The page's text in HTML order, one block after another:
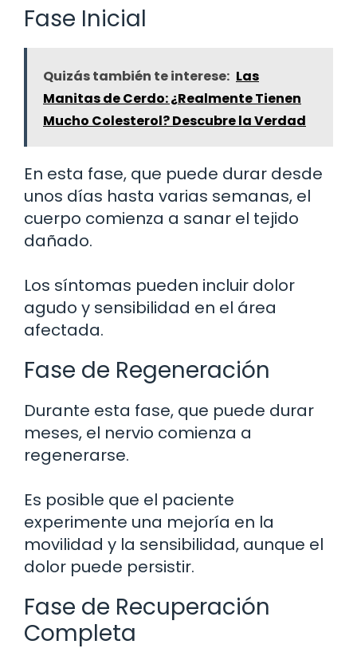
Fase Inicial
Quizás también te interese: Las
Manitas de Cerdo: ¿Realmente Tienen
Mucho Colesterol? Descubre la Verdad
En esta fase, que puede durar desde
unos días hasta varias semanas, el
cuerpo comienza a sanar el tejido
dañado.
Los síntomas pueden incluir dolor
agudo y sensibilidad en el área
afectada.
Fase de Regeneración
Durante esta fase, que puede durar
meses, el nervio comienza a
regenerarse.
Es posible que el paciente
experimente una mejoría en la
movilidad y la sensibilidad, aunque el
dolor puede persistir.
Fase de Recuperación
Completa